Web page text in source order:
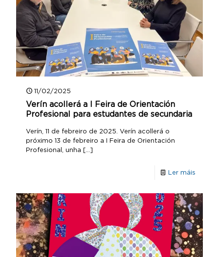
11/02/2025
Verín acollerá a I Feira de Orientación
Profesional para estudantes de secundaria
Verín, 11 de febreiro de 2025. Verín acollerá o
próximo 13 de febreiro a I Feira de Orientación
Profesional, unha […]
Ler máis